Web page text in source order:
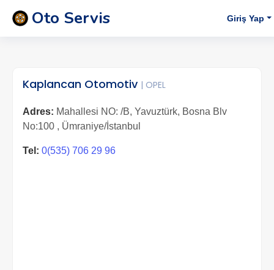
Oto Servis Giriş Yap
Kaplancan Otomotiv | OPEL
Adres: Mahallesi NO: /B, Yavuztürk, Bosna Blv
No:100 , Ümraniye/İstanbul
Tel: 0(535) 706 29 96